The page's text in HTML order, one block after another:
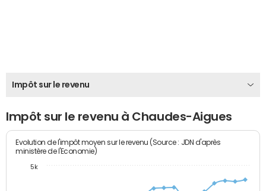
Impôt sur le revenu
Impôt sur le revenu à Chaudes-Aigues
Evolution de l'impôt moyen sur le revenu (Source : JDN d'après
ministère de l'Economie)
5k